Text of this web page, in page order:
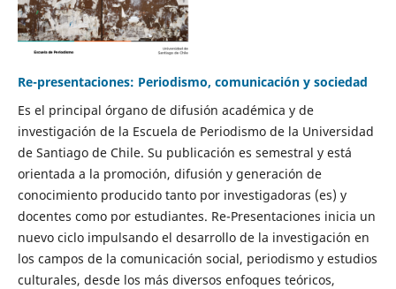
Re-presentaciones: Periodismo, comunicación y sociedad
Es el principal órgano de difusión académica y de
investigación de la Escuela de Periodismo de la Universidad
de Santiago de Chile. Su publicación es semestral y está
orientada a la promoción, difusión y generación de
conocimiento producido tanto por investigadoras (es) y
docentes como por estudiantes. Re-Presentaciones inicia un
nuevo ciclo impulsando el desarrollo de la investigación en
los campos de la comunicación social, periodismo y estudios
culturales, desde los más diversos enfoques teóricos,